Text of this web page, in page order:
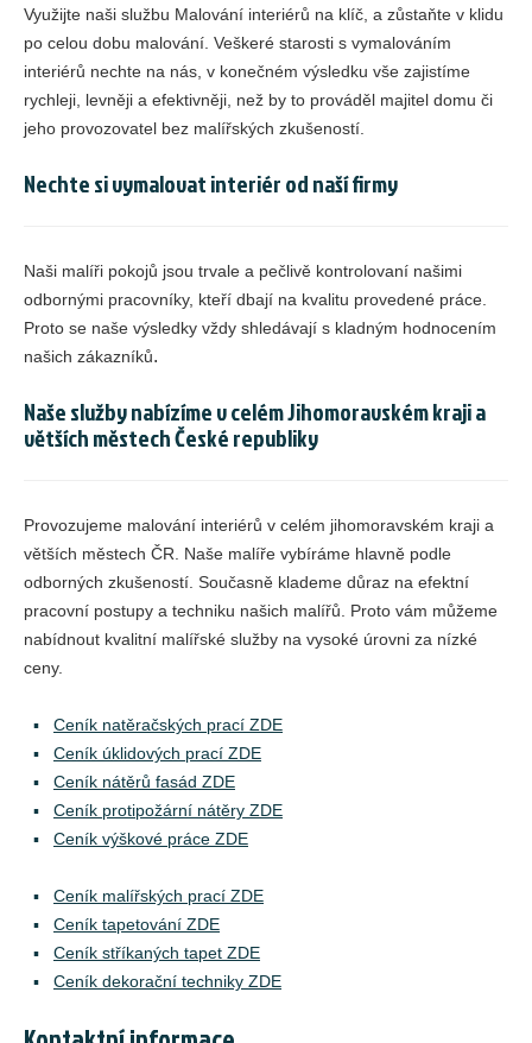
Využijte naši službu Malování interiérů na klíč, a zůstaňte v klidu
po celou dobu malování. Veškeré starosti s vymalováním
interiérů nechte na nás, v konečném výsledku vše zajistíme
rychleji, levněji a efektivněji, než by to prováděl majitel domu či
jeho provozovatel bez malířských zkušeností.
Nechte si vymalovat interiér od naší firmy
Naši malíři pokojů jsou trvale a pečlivě kontrolovaní našimi
odbornými pracovníky, kteří dbají na kvalitu provedené práce.
Proto se naše výsledky vždy shledávají s kladným hodnocením
našich zákazníků.
Naše služby nabízíme v celém Jihomoravském kraji a
větších městech České republiky
Provozujeme malování interiérů v celém jihomoravském kraji a
větších městech ČR. Naše malíře vybíráme hlavně podle
odborných zkušeností. Současně klademe důraz na efektní
pracovní postupy a techniku našich malířů. Proto vám můžeme
nabídnout kvalitní malířské služby na vysoké úrovni za nízké
ceny.
Ceník natěračských prací ZDE
Ceník úklidových prací ZDE
Ceník nátěrů fasád ZDE
Ceník protipožární nátěry ZDE
Ceník výškové práce ZDE
Ceník malířských prací ZDE
Ceník tapetování ZDE
Ceník stříkaných tapet ZDE
Ceník dekorační techniky ZDE